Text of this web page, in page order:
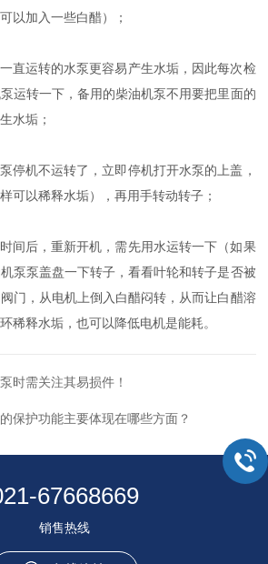
以加入一些白醋）；
运转的水泵更容易产生水垢，因此每次检
运转一下，备用的柴油机泵不用要把里面的
水垢；
机不运转了，立即停机打开水泵的上盖，
可以稀释水垢），再用手转动转子；
后，重新开机，需先用水运转一下（如果
泵泵盖盘一下转子，看看叶轮和转子是否被
门，从电机上倒入白醋闷转，从而让白醋溶
稀释水垢，也可以降低电机是能耗。
时需关注其易损件！
保护功能主要体现在哪些方面？
67668669
销售热线